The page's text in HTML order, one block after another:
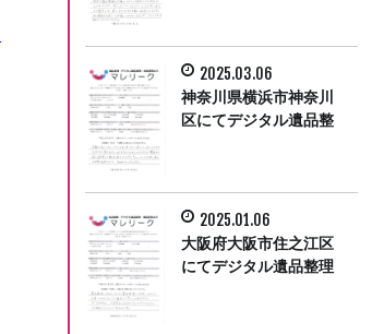
2025.03.06
神奈川県横浜市神奈川
区にてデジタル遺品整
2025.01.06
大阪府大阪市住之江区
にてデジタル遺品整理